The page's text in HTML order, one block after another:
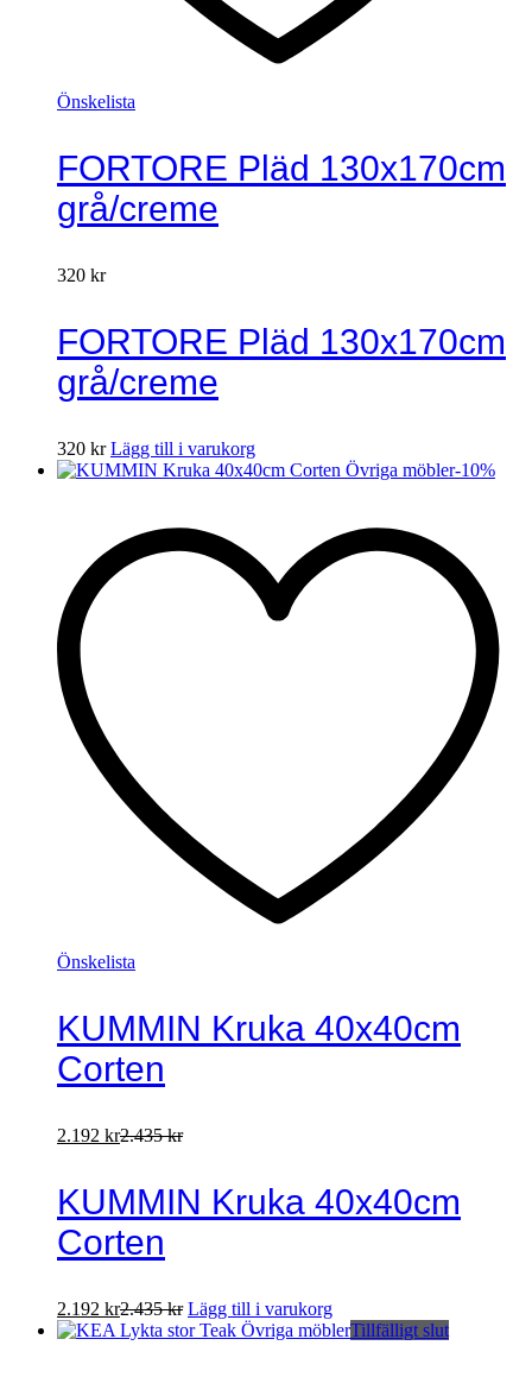
Önskelista
FORTORE Pläd 130x170cm
grå/creme
320 kr
FORTORE Pläd 130x170cm
grå/creme
320 kr Lägg till i varukorg
-10%
Önskelista
KUMMIN Kruka 40x40cm
Corten
2.192 kr2.435kr
KUMMIN Kruka 40x40cm
Corten
2.192 kr2.435kr Lägg till i varukorg
Tillfälligt slut